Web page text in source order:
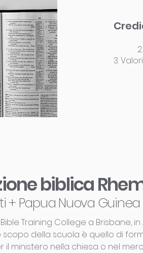
3.
biblica
+ Papua Nuova Guinea
Training College a Brisbane,
scopo della scuola è quello di
ministero nella chiesa o nel